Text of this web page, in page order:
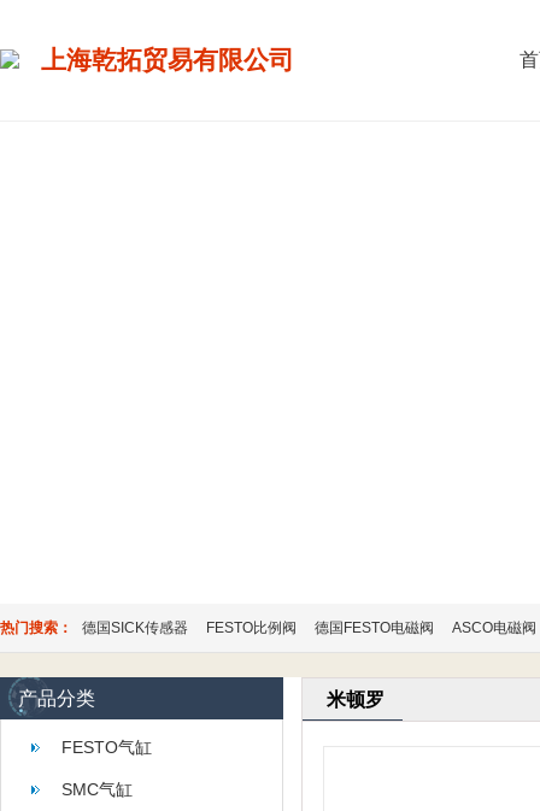
上海乾拓贸易有限公司
热门搜索： 德国SICK传感器 FESTO比例阀 德国FESTO电磁阀 ASCO电磁阀
产品分类
FESTO气缸
SMC气缸
米顿罗